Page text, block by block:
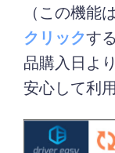
（この機能
クリックす
品購入日よ
安心して利